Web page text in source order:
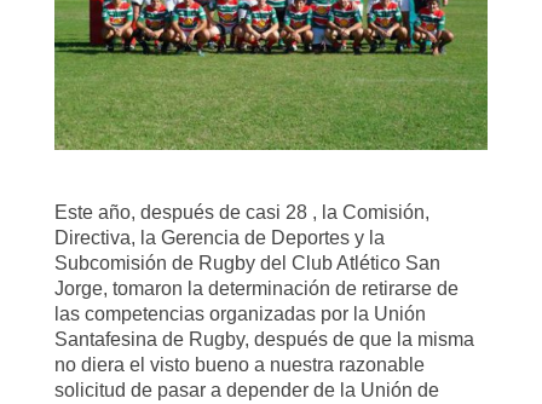
Este año, después de casi 28 , la Comisión,
Directiva, la Gerencia de Deportes y la
Subcomisión de Rugby del Club Atlético San
Jorge, tomaron la determinación de retirarse de
las competencias organizadas por la Unión
Santafesina de Rugby, después de que la misma
no diera el visto bueno a nuestra razonable
solicitud de pasar a depender de la Unión de